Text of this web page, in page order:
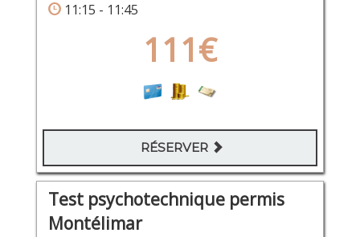
11:15 - 11:45
111€
RÉSERVER
Test psychotechnique permis
Montélimar